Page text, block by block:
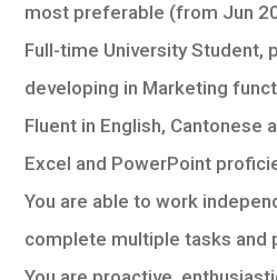
most preferable (from Jun
Full-time University Student,
developing in Marketing
Fluent in English, Cantonese
Excel and PowerPoint
You are able to work
complete multiple tasks and